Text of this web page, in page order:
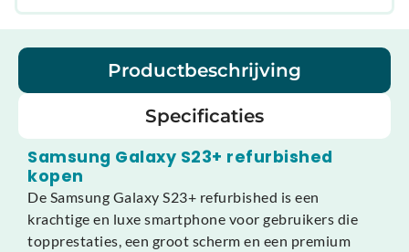
Productbeschrijving
Specificaties
Samsung Galaxy S23+ refurbished
kopen
De Samsung Galaxy S23+ refurbished is een
krachtige en luxe smartphone voor gebruikers die
topprestaties, een groot scherm en een premium